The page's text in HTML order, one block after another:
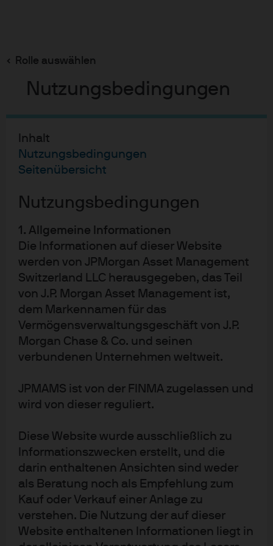
Rolle auswählen
Nutzungsbedingungen
Inhalt
Nutzungsbedingungen
Seitenübersicht
Nutzungsbedingungen
1. Allgemeine Informationen
Die Informationen auf dieser Website
werden von JPMorgan Asset Management
Switzerland LLC herausgegeben, das Teil
von J.P. Morgan Asset Management ist,
dem Markennamen für das
Vermögensverwaltungsgeschäft von J.P.
Morgan Chase & Co. und seinen
verbundenen Unternehmen weltweit.
JPMAMS ist von der FINMA zugelassen und
wird von dieser reguliert.
Diese Website wurde ausschließlich zu
Informationszwecken erstellt, und die
darin enthaltenen Ansichten sind weder
als Beratung noch als Empfehlung zum
Kauf oder Verkauf einer Anlage zu
verstehen. Die Nutzung der auf dieser
Website enthaltenen Informationen liegt in
main
Fokus auf den Core-Bereich
Fokus auf den Core-Bereich
PRIVATE INFRASTRUKTURANLAGEN
Diversifikation, Inflationsschutz und Rendite –
institutionelle Anleger machen sich das Potenzial von
Kapitalbeteiligungen an privaten Core-
Infrastrukturanlagen seit fast einem Jahrzehnt und
insbesondere in den letzten fünf Jahren zu eigen. In der
Spätphase des Zyklus fragen sie sich nun, wie Chancen
am besten genutzt und Risiken am effektivsten gesteuert
werden können.
zunehmend reifer Markt, in dem institutionelle Anleger
Finanzierungsstrukturen bilden. Wir sehen trotz
historisch niedriger Leitzinsen sowie konjunktureller,
aufsichtsrechtlicher und politischer Unsicherheiten
keine Entspannung der Finanzierungsbedingungen für
Core-Anlagen.
Zu viel Geld für zu wenige Deals?